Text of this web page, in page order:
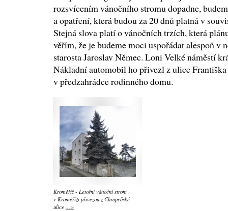
rozsvícením vánočního stromu dopadne,
a opatření, která budou za 20 dnů platná v
Stejná slova platí o vánočních trzích, která
věřím, že je budeme moci uspořádat alespoň v
starosta Jaroslav Němec. Loni Velké náměstí
Nákladní automobil ho přivezl z ulice
v předzahrádce rodinného domu.
Kroměříž - Letošní vánoční strom
v Kroměříži přivezou z Chropyňské
ulice ...>